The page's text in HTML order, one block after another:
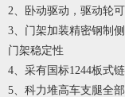
2、卧动驱动，驱动轮
3、门架加装精密钢制
门架稳定性
4、采有国标1244板式
5、科力堆高车支腿全